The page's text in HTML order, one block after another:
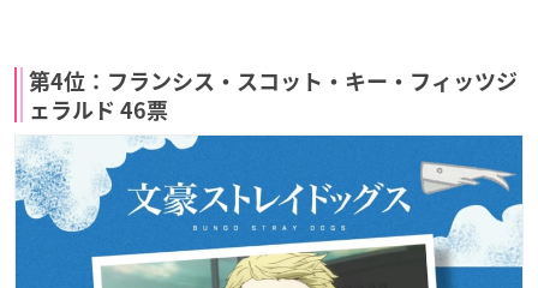
第4位：フランシス・スコット・キー・フィッツジ
ェラルド 46票